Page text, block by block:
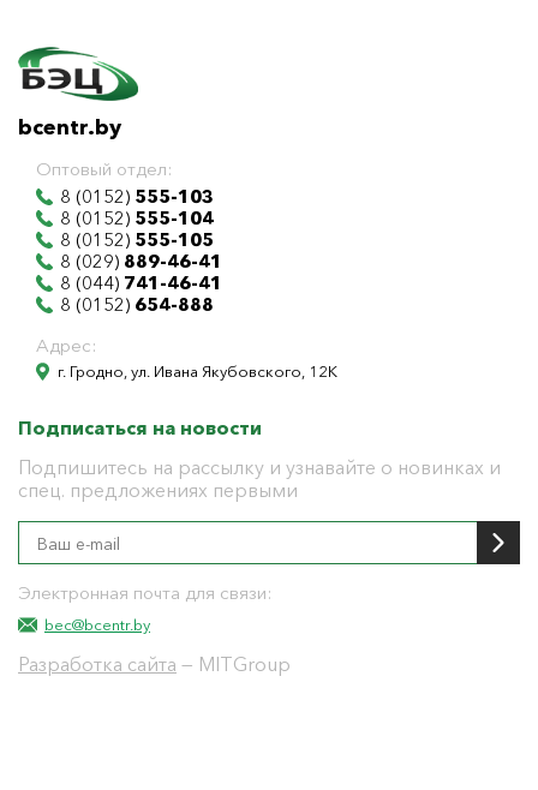
bcentr.by
Оптовый отдел:
8 (0152) 555-103
8 (0152) 555-104
8 (0152) 555-105
8 (029) 889-46-41
8 (044) 741-46-41
8 (0152) 654-888
Адрес:
г. Гродно, ул. Ивана Якубовского, 12К
Подписаться на новости
Подпишитесь на рассылку и узнавайте о новинках и
спец. предложениях первыми
Электронная почта для связи:
bec@bcentr.by
Разработка сайта — MITGroup